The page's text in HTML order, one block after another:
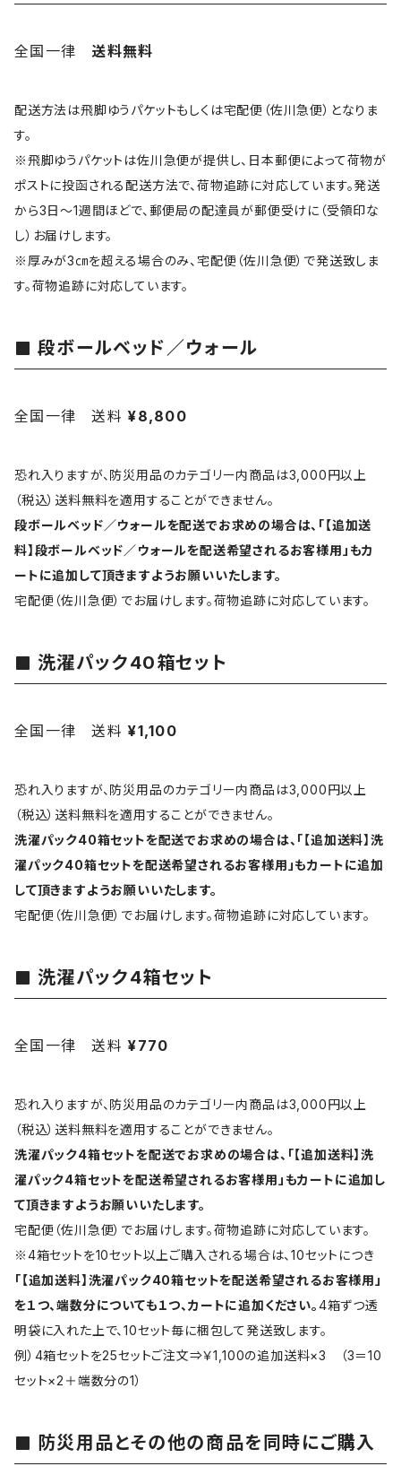
全国一律 送料無料
配送方法は飛脚ゆうパケットもしくは宅配便（佐川急便）となりま
す。
※飛脚ゆうパケットは佐川急便が提供し、日本郵便によって荷物が
ポストに投函される配送方法で、荷物追跡に対応しています。発送
から3日～1週間ほどで、郵便局の配達員が郵便受けに（受領印な
し）お届けします。
※厚みが3㎝を超える場合のみ、宅配便（佐川急便）で発送致しま
す。荷物追跡に対応しています。
段ボールベッド／ウォール
全国一律 送料¥8,800
恐れ入りますが、防災用品のカテゴリー内商品は3,000円以上
（税込）送料無料を適用することができません。
段ボールベッド／ウォールを配送でお求めの場合は、「【追加送
料】段ボールベッド／ウォールを配送希望されるお客様用」もカ
ートに追加して頂きますようお願いいたします。
宅配便（佐川急便）でお届けします。荷物追跡に対応しています。
洗濯パック40箱セット
全国一律 送料¥1,100
恐れ入りますが、防災用品のカテゴリー内商品は3,000円以上
（税込）送料無料を適用することができません。
洗濯パック40箱セットを配送でお求めの場合は、「【追加送料】洗
濯パック40箱セットを配送希望されるお客様用」もカートに追加
して頂きますようお願いいたします。
宅配便（佐川急便）でお届けします。荷物追跡に対応しています。
洗濯パック4箱セット
全国一律 送料¥770
恐れ入りますが、防災用品のカテゴリー内商品は3,000円以上
（税込）送料無料を適用することができません。
洗濯パック4箱セットを配送でお求めの場合は、「【追加送料】洗
濯パック4箱セットを配送希望されるお客様用」もカートに追加し
て頂きますようお願いいたします。
宅配便（佐川急便）でお届けします。荷物追跡に対応しています。
※4箱セットを10セット以上ご購入される場合は、10セットにつき
「【追加送料】洗濯パック40箱セットを配送希望されるお客様用」
を１つ、端数分についても１つ、カートに追加ください。4箱ずつ透
明袋に入れた上で、10セット毎に梱包して発送致します。
例）4箱セットを25セットご注文⇒￥1,100の追加送料×3 （3＝10
セット×2＋端数分の1）
防災用品とその他の商品を同時にご購入